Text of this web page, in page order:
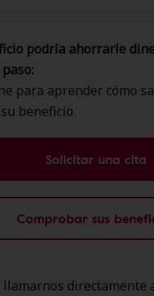
podría ahorrarle
para aprender cómo
beneficio
Solicitar una cita
Comprobar sus
llamarnos directamente